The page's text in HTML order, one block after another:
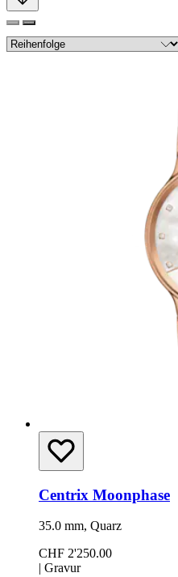
Centrix Moonphase
35.0 mm, Quarz
CHF 2'250.00
| Gravur